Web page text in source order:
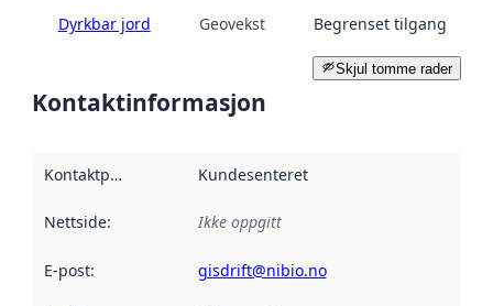
Dyrkbar jord Geovekst Begrenset tilgang
Skjul tomme rader
Kontaktinformasjon
Kontaktpunkt Kundesenteret
Nettside: Ikke oppgitt
E-post: gisdrift@nibio.no